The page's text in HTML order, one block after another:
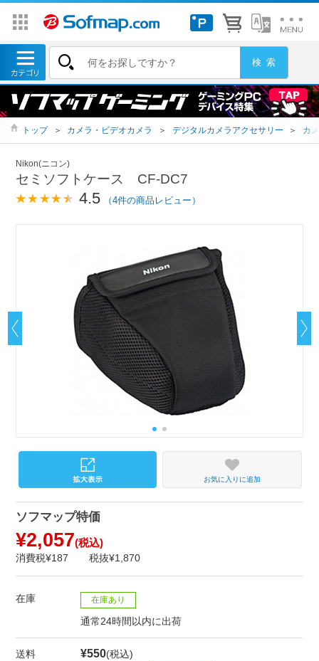
トップ ＞ カメラ・ビデオカメラ ＞ デジタルカメラアクセサリー ＞ カ
Nikon(ニコン)
セミソフトケース CF-DC7
4.5 （4件の商品レビュー）
お気に入りに追加
ソフマップ特価
¥2,057(税込)
消費税¥187 税抜¥1,870
在庫 在庫あり
通常24時間以内に出荷
送料 ¥550(税込)